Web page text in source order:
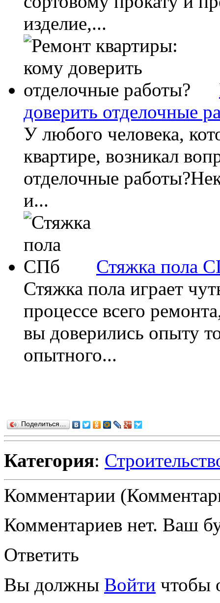
изделие,...
доверить отделочные
У любого человека,
квартире, возникал
отделочные
и...
Стяжка пола
Стяжка пола играет
процессе всего
вы доверились опыту
опытного...
Поделиться…
Категория:
Комментарии
Комментариев нет. Ваш
Ответить
Вы должны Войти чтобы